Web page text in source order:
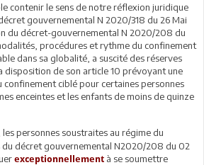
contenir le sens de notre réflexion juridique
gouvernemental N 2020/318 du 26 Mai
du décret-gouvernemental N 2020/208 du
procédures et rythme du confinement
dans sa globalité, a suscité des réserves
disposition de son article 10 prévoyant une
confinement ciblé pour certaines personnes
enceintes et les enfants de moins de quinze
personnes soustraites au régime du
du décret gouvernemental N2020/208 du 02
exceptionnellement à se soumettre